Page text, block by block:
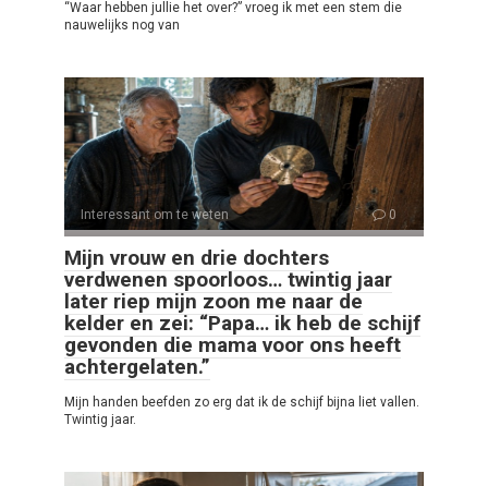
“Waar hebben jullie het over?” vroeg ik met een stem die
nauwelijks nog van
Interessant om te weten 0
Mijn vrouw en drie dochters
verdwenen spoorloos… twintig jaar
later riep mijn zoon me naar de
kelder en zei: “Papa… ik heb de schijf
gevonden die mama voor ons heeft
achtergelaten.”
Mijn handen beefden zo erg dat ik de schijf bijna liet vallen.
Twintig jaar.